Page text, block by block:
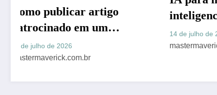
inteligencia artificial esta
transformando a rotina
clinica
14 de julho de 2026
mastermaverick.com.br
25 de